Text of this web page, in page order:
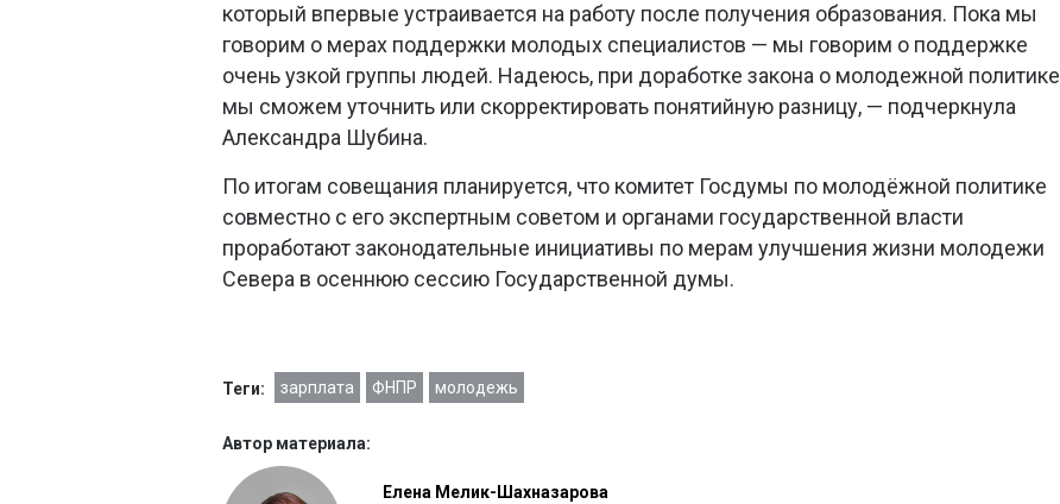
который впервые устраивается на работу после получения образования. Пока мы
говорим о мерах поддержки молодых специалистов — мы говорим о поддержке
очень узкой группы людей. Надеюсь, при доработке закона о молодежной политике
мы сможем уточнить или скорректировать понятийную разницу, — подчеркнула
Александра Шубина.
По итогам совещания планируется, что комитет Госдумы по молодёжной политике
совместно с его экспертным советом и органами государственной власти
проработают законодательные инициативы по мерам улучшения жизни молодежи
Севера в осеннюю сессию Государственной думы.
Теги: зарплата ФНПР молодежь
Автор материала:
Елена Мелик-Шахназарова